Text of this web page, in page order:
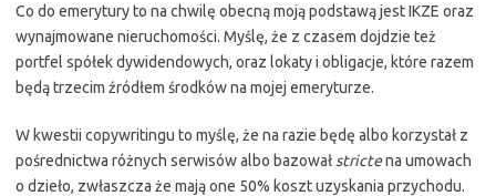
Co do emerytury to na chwilę obecną moją podstawą jest IKZE oraz
wynajmowane nieruchomości. Myślę, że z czasem dojdzie też
portfel spółek dywidendowych, oraz lokaty i obligacje, które razem
będą trzecim źródłem środków na mojej emeryturze.
W kwestii copywritingu to myślę, że na razie będę albo korzystał z
pośrednictwa różnych serwisów albo bazował strictena umowach
o dzieło, zwłaszcza że mają one 50% koszt uzyskania przychodu.